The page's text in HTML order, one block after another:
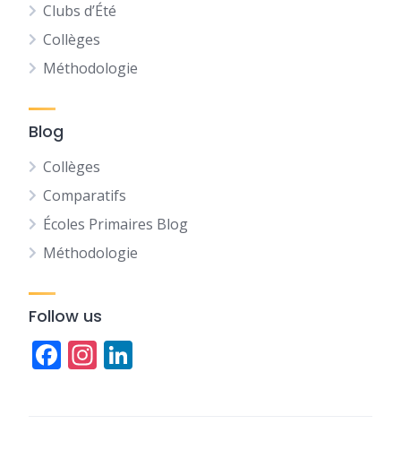
Clubs d’Été
Collèges
Méthodologie
Blog
Collèges
Comparatifs
Écoles Primaires Blog
Méthodologie
Follow us
Facebook
Instagram